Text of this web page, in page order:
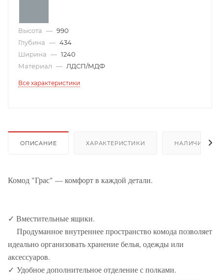
Высота — 990
Глубина — 434
Ширина — 1240
Материал — ЛДСП/МДФ
Все характеристики
ОПИСАНИЕ ХАРАКТЕРИСТИКИ НАЛИЧИЕ
Комод "Грас" — комфорт в каждой детали.
✓ Вместительные ящики.
Продуманное внутреннее пространство комода позволяет
идеально организовать хранение белья, одежды или
аксессуаров.
✓ Удобное дополнительное отделение с полками.